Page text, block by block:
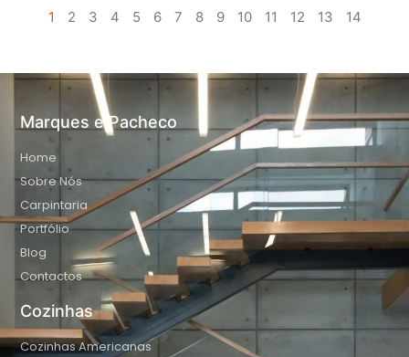
1 2 3 4 5 6 7 8 9 10 11 12 13 14
Marques e Pacheco
Home
Sobre Nós
Carpintaria
Portfólio
Blog
Contactos
Cozinhas
Cozinhas Americanas